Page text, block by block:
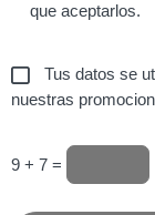
que aceptarlos.
Tus datos se
nuestras
9 + 7 =